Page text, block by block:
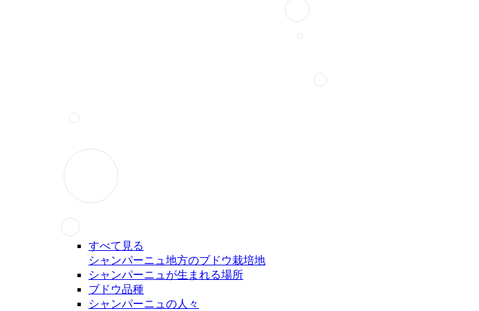
すべて見る
シャンパーニュ地方のブドウ栽培地
シャンパーニュが生まれる場所
ブドウ品種
シャンパーニュの人々